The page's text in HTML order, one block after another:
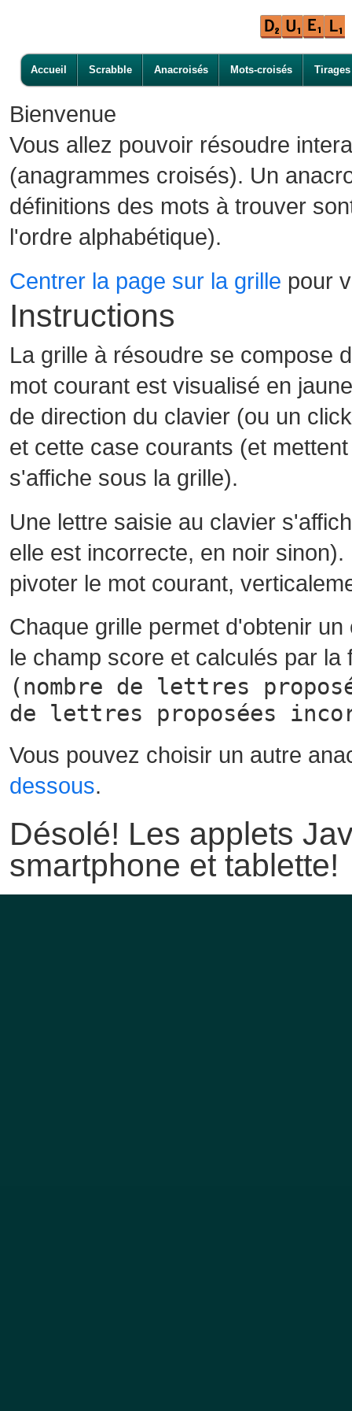
Accueil Scrabble Anacroisés Mots-croisés Tirages
Bienvenue
Vous allez pouvoir résoudre
(anagrammes croisés). Un
définitions des mots à trouver
l'ordre alphabétique).
Centrer la page sur la grille pour
Instructions
La grille à résoudre se compose
mot courant est visualisé en
de direction du clavier (ou un
et cette case courants (et
s'affiche sous la grille).
Une lettre saisie au clavier
elle est incorrecte, en noir
pivoter le mot courant,
Chaque grille permet d'obtenir
le champ score et calculés par la
(nombre de lettres
de lettres proposées
Vous pouvez choisir un autre
dessous.
Désolé! Les applets
smartphone et tablette!